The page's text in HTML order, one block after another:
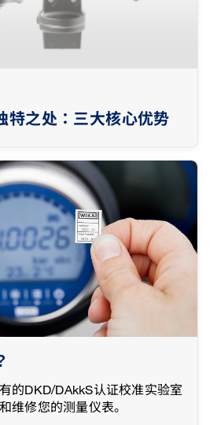
特之处：三大核心优势
的DKD/DAkkS认证校准实验室
维修您的测量仪表。